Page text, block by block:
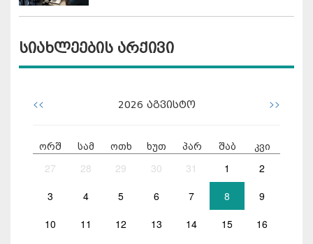
სიახლეების არქივი
<< 2026 აგვისტო >>
ორშ სამ ოთხ ხუთ პარ შაბ კვი
27 28 29 30 31 1 2
3 4 5 6 7 8 9
10 11 12 13 14 15 16